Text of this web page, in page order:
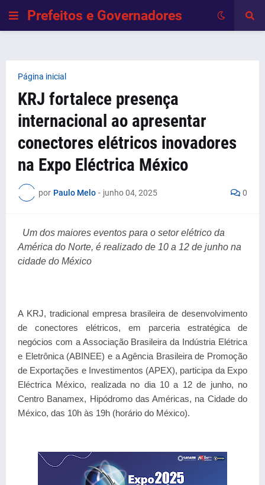
Prefeitos e Governadores
Página inicial
KRJ fortalece presença
internacional ao apresentar
conectores elétricos inovadores
na Expo Eléctrica México
por Paulo Melo - junho 04, 2025 0
Um dos maiores eventos para o setor elétrico da
América do Norte, é realizado de 10 a 12 de junho na
cidade do México
A KRJ, tradicional empresa brasileira de desenvolvimento
de conectores elétricos, em parceria estratégica de
negócios com a Associação Brasileira da Indústria Elétrica
e Eletrônica (ABINEE) e a Agência Brasileira de Promoção
de Exportações e Investimentos (APEX), participa da Expo
Eléctrica México, realizada no dia 10 a 12 de junho, no
Centro Banamex, Hipódromo das Américas, na Cidade do
México, das 10h às 19h (horário do México).